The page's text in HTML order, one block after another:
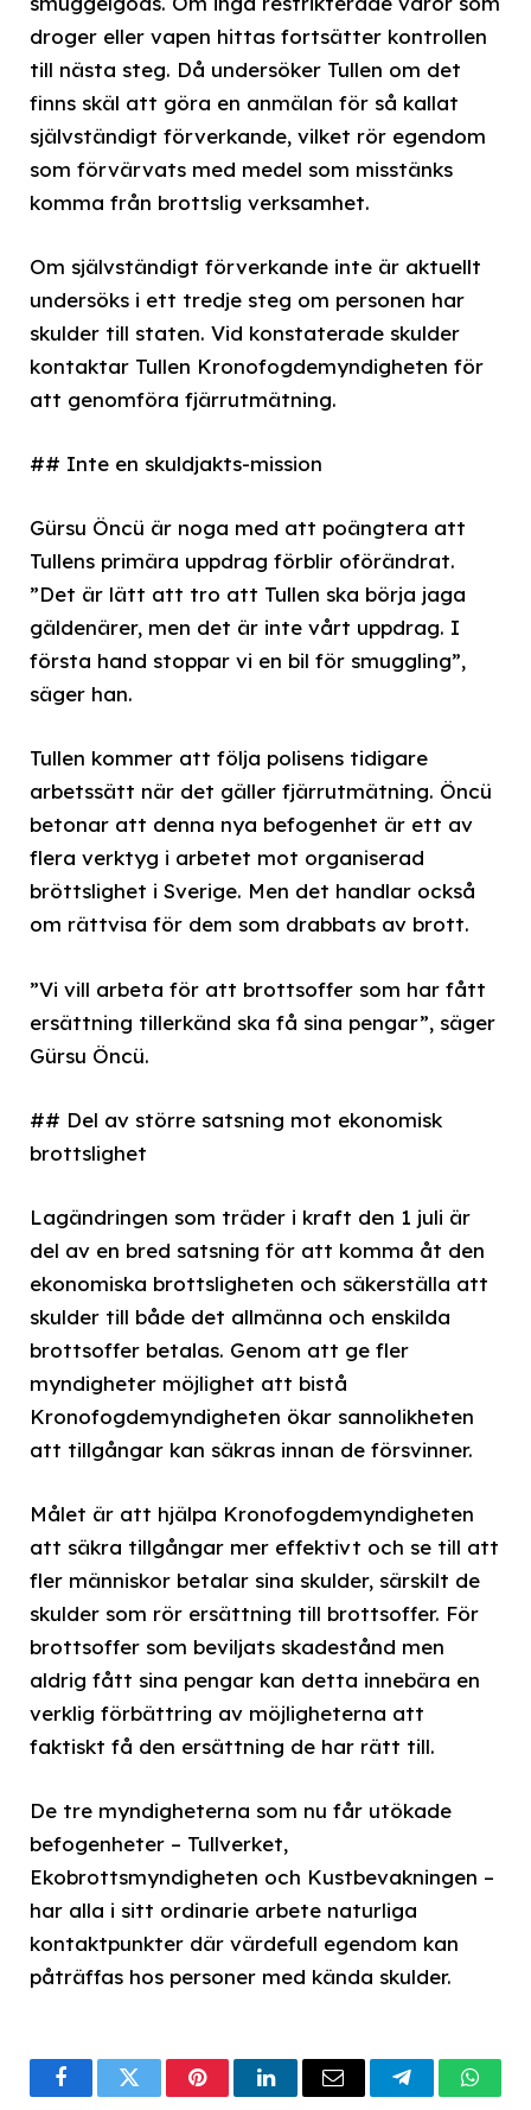
droger eller vapen hittas fortsätter kontrollen
till nästa steg. Då undersöker Tullen om det
finns skäl att göra en anmälan för så kallat
självständigt förverkande, vilket rör egendom
som förvärvats med medel som misstänks
komma från brottslig verksamhet.
Om självständigt förverkande inte är aktuellt
undersöks i ett tredje steg om personen har
skulder till staten. Vid konstaterade skulder
kontaktar Tullen Kronofogdemyndigheten för
att genomföra fjärrutmätning.
## Inte en skuldjakts-mission
Gürsu Öncü är noga med att poängtera att
Tullens primära uppdrag förblir oförändrat.
”Det är lätt att tro att Tullen ska börja jaga
gäldenärer, men det är inte vårt uppdrag. I
första hand stoppar vi en bil för smuggling”,
säger han.
Tullen kommer att följa polisens tidigare
arbetssätt när det gäller fjärrutmätning. Öncü
betonar att denna nya befogenhet är ett av
flera verktyg i arbetet mot organiserad
bröttslighet i Sverige. Men det handlar också
om rättvisa för dem som drabbats av brott.
”Vi vill arbeta för att brottsoffer som har fått
ersättning tillerkänd ska få sina pengar”, säger
Gürsu Öncü.
## Del av större satsning mot ekonomisk
brottslighet
Lagändringen som träder i kraft den 1 juli är
del av en bred satsning för att komma åt den
ekonomiska brottsligheten och säkerställa att
skulder till både det allmänna och enskilda
brottsoffer betalas. Genom att ge fler
myndigheter möjlighet att bistå
Kronofogdemyndigheten ökar sannolikheten
att tillgångar kan säkras innan de försvinner.
Målet är att hjälpa Kronofogdemyndigheten
att säkra tillgångar mer effektivt och se till att
fler människor betalar sina skulder, särskilt de
skulder som rör ersättning till brottsoffer. För
brottsoffer som beviljats skadestånd men
aldrig fått sina pengar kan detta innebära en
verklig förbättring av möjligheterna att
faktiskt få den ersättning de har rätt till.
De tre myndigheterna som nu får utökade
befogenheter – Tullverket,
Ekobrottsmyndigheten och Kustbevakningen –
har alla i sitt ordinarie arbete naturliga
kontaktpunkter där värdefull egendom kan
påträffas hos personer med kända skulder.
FacebookTwitterPinterestLinkedInEmail Telegram